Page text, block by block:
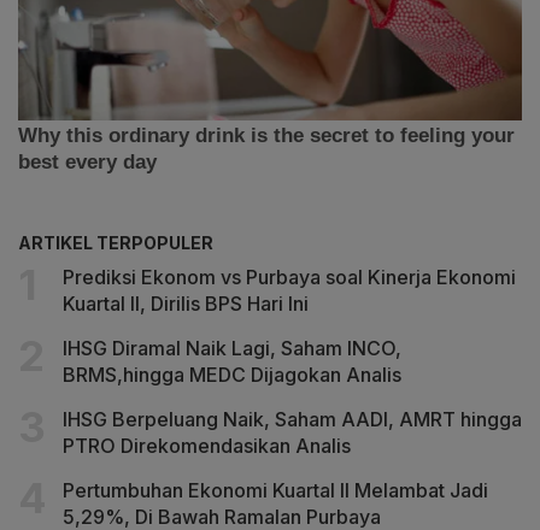
ARTIKEL TERPOPULER
Prediksi Ekonom vs Purbaya soal Kinerja Ekonomi
Kuartal II, Dirilis BPS Hari Ini
IHSG Diramal Naik Lagi, Saham INCO,
BRMS,hingga MEDC Dijagokan Analis
IHSG Berpeluang Naik, Saham AADI, AMRT hingga
PTRO Direkomendasikan Analis
Pertumbuhan Ekonomi Kuartal II Melambat Jadi
5,29%, Di Bawah Ramalan Purbaya